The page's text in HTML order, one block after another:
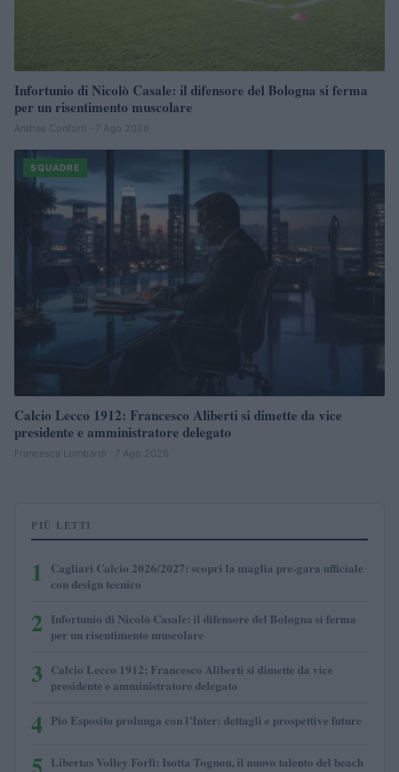
Infortunio di Nicolò Casale: il difensore del Bologna si ferma
per un risentimento muscolare
Andrea Conforti · 7 Ago 2026
SQUADRE
Calcio Lecco 1912: Francesco Aliberti si dimette da vice
presidente e amministratore delegato
Francesca Lombardi · 7 Ago 2026
PIÙ LETTI
1
Cagliari Calcio 2026/2027: scopri la maglia pre-gara ufficiale
con design tecnico
2 Infortunio di Nicolò Casale: il difensore del Bologna si ferma
per un risentimento muscolare
3 Calcio Lecco 1912: Francesco Aliberti si dimette da vice
presidente e amministratore delegato
4 Pio Esposito prolunga con l’Inter: dettagli e prospettive future
Libertas Volley Forlì: Isotta Tognon, il nuovo talento del beach